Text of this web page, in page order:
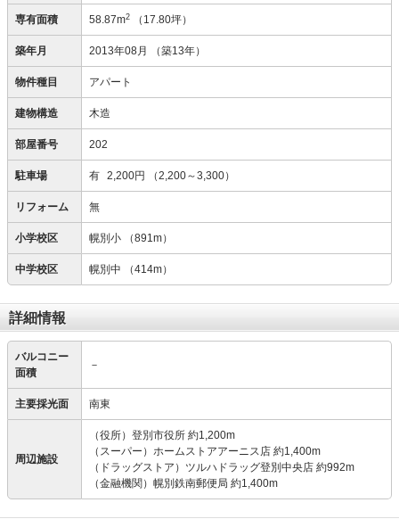
専有面積 58.87m2 （17.80坪）
築年月 2013年08月 （築13年）
物件種目 アパート
建物構造 木造
部屋番号 202
駐車場 有 2,200円 （2,200～3,300）
リフォーム 無
小学校区 幌別小 （891m）
中学校区 幌別中 （414m）
詳細情報
バルコニー
面積
－
主要採光面 南東
周辺施設
（役所）登別市役所 約1,200m
（スーパー）ホームストアアーニス店 約1,400m
（ドラッグストア）ツルハドラッグ登別中央店 約992m
（金融機関）幌別鉄南郵便局 約1,400m